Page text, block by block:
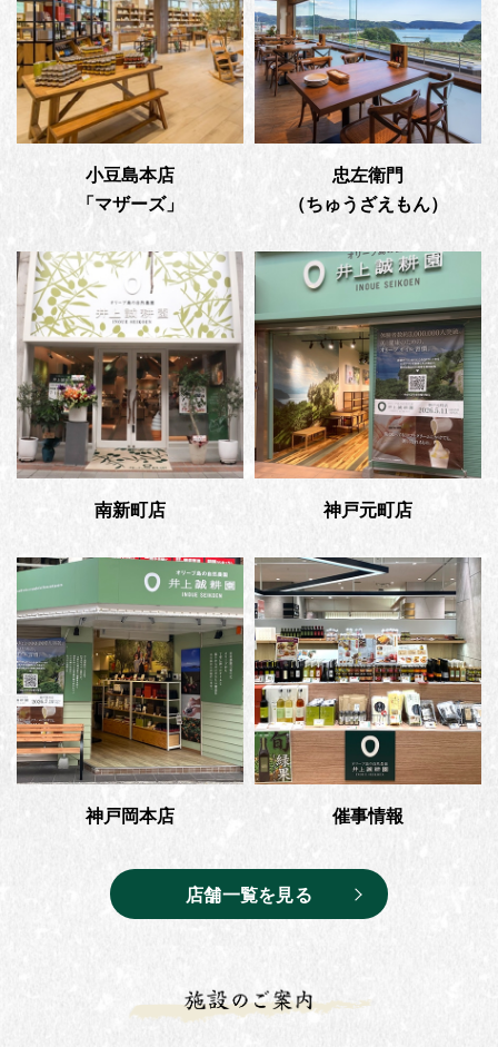
小豆島本店
「マザーズ」
忠左衛門
（ちゅうざえもん）
南新町店 神戸元町店
神戸岡本店 催事情報
店舗一覧を見る